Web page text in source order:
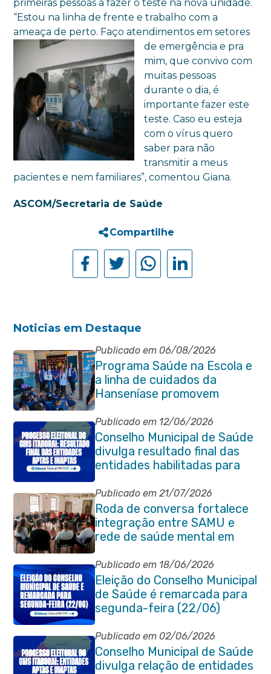
primeiras pessoas a fazer o teste na nova unidade.
“Estou na linha de frente e trabalho com a
ameaça de perto. Faço atendimentos em setores
de emergência e pra
mim, que convivo com
muitas pessoas
durante o dia, é
importante fazer este
teste. Caso eu esteja
com o vírus quero
saber para não
transmitir a meus
pacientes e nem familiares”, comentou Giana.
ASCOM/Secretaria de Saúde
Compartilhe
Noticias em Destaque
Publicado em 06/08/2026
Programa Saúde na Escola e
a linha de cuidados da
Hanseníase promovem
conscientização sobre
hanseníase na E.M Adelaide
de Magalhães Seabra
Publicado em 12/06/2026
Conselho Municipal de Saúde
divulga resultado final das
entidades habilitadas para
eleição do quadriênio 2026-
2030
Publicado em 21/07/2026
Roda de conversa fortalece
integração entre SAMU e
rede de saúde mental em
Itaboraí
Publicado em 18/06/2026
Eleição do Conselho Municipal
de Saúde é remarcada para
segunda-feira (22/06)
Publicado em 02/06/2026
Conselho Municipal de Saúde
divulga relação de entidades